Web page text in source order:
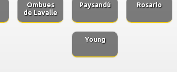
Ombues
de Lavalle
Paysandú Rosario
Young